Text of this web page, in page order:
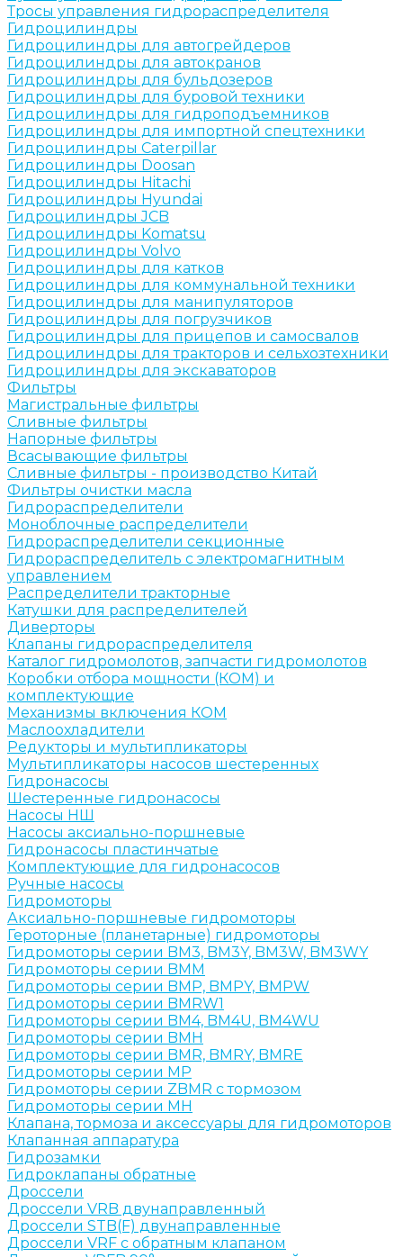
Тросы управления гидрораспределителя
Гидроцилиндры
Гидроцилиндры для автогрейдеров
Гидроцилиндры для автокранов
Гидроцилиндры для бульдозеров
Гидроцилиндры для буровой техники
Гидроцилиндры для гидроподъемников
Гидроцилиндры для импортной спецтехники
Гидроцилиндры Caterpillar
Гидроцилиндры Doosan
Гидроцилиндры Hitachi
Гидроцилиндры Hyundai
Гидроцилиндры JCB
Гидроцилиндры Komatsu
Гидроцилиндры Volvo
Гидроцилиндры для катков
Гидроцилиндры для коммунальной техники
Гидроцилиндры для манипуляторов
Гидроцилиндры для погрузчиков
Гидроцилиндры для прицепов и самосвалов
Гидроцилиндры для тракторов и сельхозтехники
Гидроцилиндры для экскаваторов
Фильтры
Магистральные фильтры
Сливные фильтры
Напорные фильтры
Всасывающие фильтры
Сливные фильтры - производство Китай
Фильтры очистки масла
Гидрораспределители
Моноблочные распределители
Гидрораспределители секционные
Гидрораспределитель с электромагнитным
управлением
Распределители тракторные
Катушки для распределителей
Диверторы
Клапаны гидрораспределителя
Каталог гидромолотов, запчасти гидромолотов
Коробки отбора мощности (КОМ) и
комплектующие
Механизмы включения КОМ
Маслоохладители
Редукторы и мультипликаторы
Мультипликаторы насосов шестеренных
Гидронасосы
Шестеренные гидронасосы
Насосы НШ
Насосы аксиально-поршневые
Гидронасосы пластинчатые
Комплектующие для гидронасосов
Ручные насосы
Гидромоторы
Аксиально-поршневые гидромоторы
Героторные (планетарные) гидромоторы
Гидромоторы серии BM3, BM3Y, BM3W, BM3WY
Гидромоторы серии BMM
Гидромоторы серии BMP, BMPY, BMPW
Гидромоторы серии BMRW1
Гидромоторы серии BМ4, BM4U, BМ4WU
Гидромоторы серии BМH
Гидромоторы серии BМR, BMRY, BМRE
Гидромоторы серии MP
Гидромоторы серии ZBMR с тормозом
Гидромоторы серии МH
Клапана, тормоза и аксессуары для гидромоторов
Клапанная аппаратура
Гидрозамки
Гидроклапаны обратные
Дроссели
Дроссели VRB двунаправленный
Дроссели STB(F) двунаправленные
Дроссели VRF с обратным клапаном